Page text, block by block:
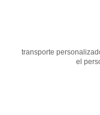
transporte
el